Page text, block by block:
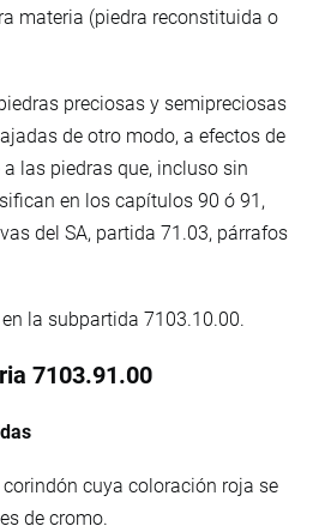
materia (piedra reconstituida o
preciosas y semipreciosas
de otro modo, a efectos de
las piedras que, incluso sin
en los capítulos 90 ó 91,
del SA, partida 71.03, párrafos
la subpartida 7103.10.00.
7103.91.00
cuya coloración roja se
de cromo.